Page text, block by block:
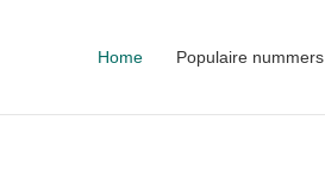
Home Populaire nummers